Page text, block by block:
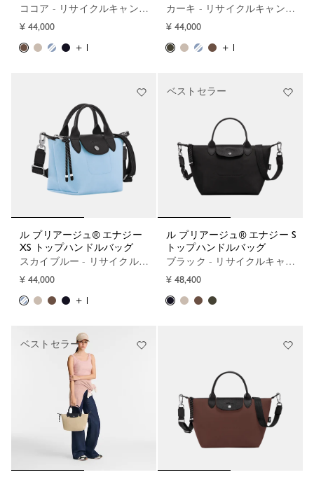
ココア - リサイクルキャンバス
¥ 44,000
+ 1
カーキ - リサイクルキャンバス
¥ 44,000
+ 1
ル プリアージュ® エナジー
XS トップハンドルバッグ
スカイブルー - リサイクルキャンバス
¥ 44,000
+ 1
ル プリアージュ® エナジー S
トップハンドルバッグ
ブラック - リサイクルキャンバス
¥ 48,400
ベストセラー
ベストセラー